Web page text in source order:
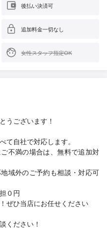
後払い決済可
追加料金一切なし
女性スタッフ指定OK
うございます！
自社で対応します。
不満の場合は、無料で追加対
域外のご予約も相談・対応可
０円
ぜひ当店にお任せください
ください！